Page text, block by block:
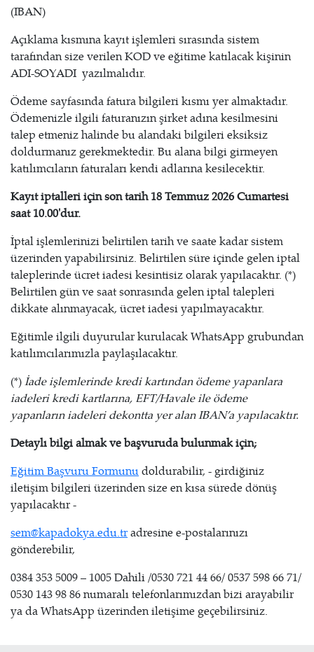
(IBAN)
Açıklama kısmına kayıt işlemleri sırasında sistem
tarafından size verilen KOD ve eğitime katılacak kişinin
ADI-SOYADI yazılmalıdır.
Ödeme sayfasında fatura bilgileri kısmı yer almaktadır.
Ödemenizle ilgili faturanızın şirket adına kesilmesini
talep etmeniz halinde bu alandaki bilgileri eksiksiz
doldurmanız gerekmektedir. Bu alana bilgi girmeyen
katılımcıların faturaları kendi adlarına kesilecektir.
Kayıt iptalleri için son tarih 18 Temmuz 2026 Cumartesi
saat 10.00'dur.
İptal işlemlerinizi belirtilen tarih ve saate kadar sistem
üzerinden yapabilirsiniz. Belirtilen süre içinde gelen iptal
taleplerinde ücret iadesi kesintisiz olarak yapılacaktır. (*)
Belirtilen gün ve saat sonrasında gelen iptal talepleri
dikkate alınmayacak, ücret iadesi yapılmayacaktır.
Eğitimle ilgili duyurular kurulacak WhatsApp grubundan
katılımcılarımızla paylaşılacaktır.
(*)İade işlemlerinde kredi kartından ödeme yapanlara
iadeleri kredi kartlarına, EFT/Havale ile ödeme
yapanların iadeleri dekontta yer alan IBAN’a yapılacaktır.
Detaylı bilgi almak ve başvuruda bulunmak için;
Eğitim Başvuru Formunudoldurabilir, - girdiğiniz
iletişim bilgileri üzerinden size en kısa sürede dönüş
yapılacaktır -
sem@kapadokya.edu.tradresine e-postalarınızı
gönderebilir,
0384 353 5009 – 1005 Dahili /0530 721 44 66/ 0537 598 66 71/
0530 143 98 86 numaralı telefonlarımızdan bizi arayabilir
ya da WhatsApp üzerinden iletişime geçebilirsiniz.